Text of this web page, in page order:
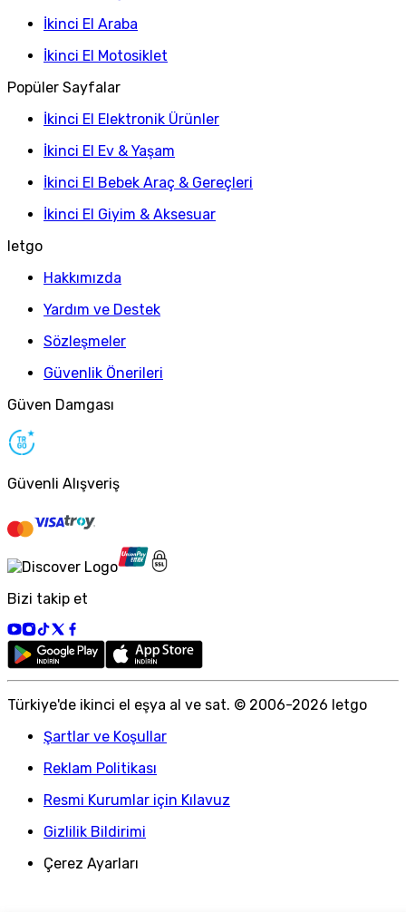
İkinci El Araba
İkinci El Motosiklet
Popüler Sayfalar
İkinci El Elektronik Ürünler
İkinci El Ev & Yaşam
İkinci El Bebek Araç & Gereçleri
İkinci El Giyim & Aksesuar
letgo
Hakkımızda
Yardım ve Destek
Sözleşmeler
Güvenlik Önerileri
Güven Damgası
Güvenli Alışveriş
Bizi takip et
Türkiye'de ikinci el eşya al ve sat. © 2006-2026 letgo
Şartlar ve Koşullar
Reklam Politikası
Resmi Kurumlar için Kılavuz
Gizlilik Bildirimi
Çerez Ayarları